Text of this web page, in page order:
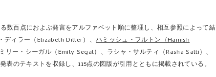
数百点におよぶ発言をアルファベット順に整理し、相互参照によって結
ディラー（Elizabeth Diller）、ハミッシュ・フルトン（Hamish
リー・シーガル（Emily Segal）、ラシャ・サルティ（Rasha Salti）、
表のテキストを収録し、115点の図版が引用とともに掲載されている。